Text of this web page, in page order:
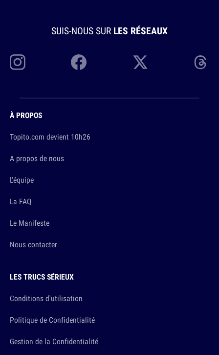
SUIS-NOUS SUR LES RÉSEAUX
À PROPOS
Topito.com devient 10h26
A propos de nous
L'équipe
La FAQ
Le Manifeste
Nous contacter
LES TRUCS SÉRIEUX
Conditions d'utilisation
Politique de Confidentialité
Gestion de la Confidentialité